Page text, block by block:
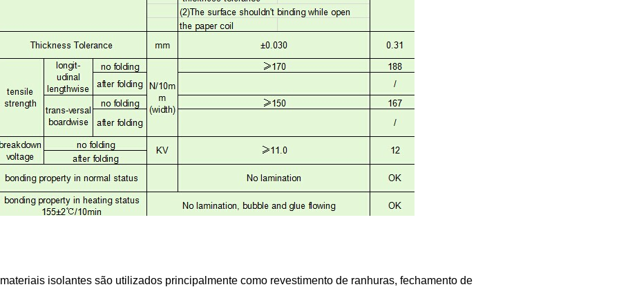
isolantes são utilizados principalmente como revestimento de ranhuras, fechamento de